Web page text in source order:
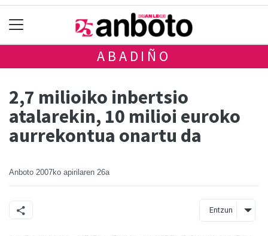
ABADIÑO
2,7 milioiko inbertsio
atalarekin, 10 milioi euroko
aurrekontua onartu da
Anboto 2007ko apirilaren 26a
Entzun